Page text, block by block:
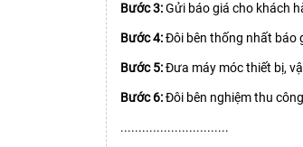
Bước 3:Gửi báo giá cho khách
Bước 4:Đôi bên thống nhất báo
Bước 5:Đưa máy móc thiết bị,
Bước 6:Đôi bên nghiệm thu
..............................